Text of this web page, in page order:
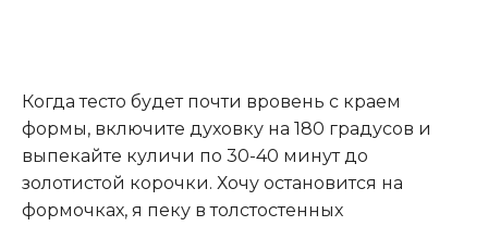
Когда тесто будет почти вровень с краем
формы, включите духовку на 180 градусов и
выпекайте куличи по 30-40 минут до
золотистой корочки. Хочу остановится на
формочках, я пеку в толстостенных